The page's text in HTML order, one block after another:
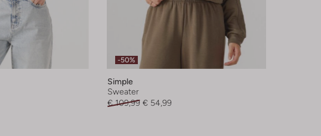
-50%
Simple
Sweater
€ 109,99 € 54,99